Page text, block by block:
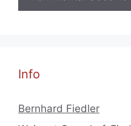
Info
Bernhard Fiedler